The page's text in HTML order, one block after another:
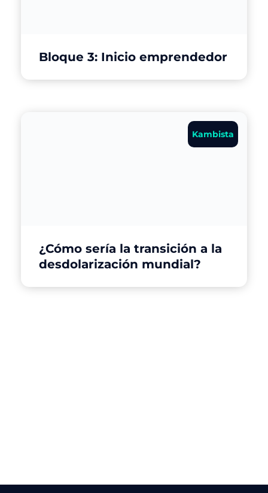
Bloque 3: Inicio emprendedor
Kambista
¿Cómo sería la transición a la
desdolarización mundial?